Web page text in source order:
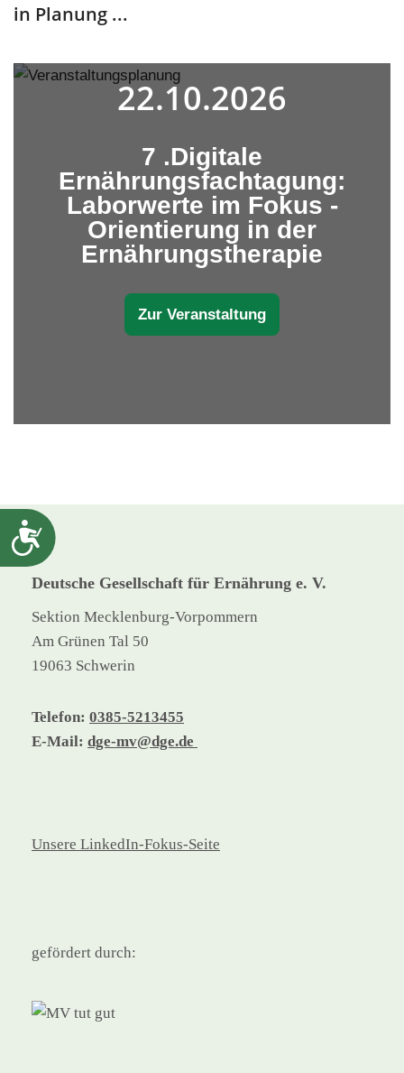
Barrierefreiheit
in Planung ...
22.10.2026
7 .Digitale
Ernährungsfachtagung:
Laborwerte im Fokus -
Orientierung in der
Ernährungstherapie
Zur Veranstaltung
Deutsche Gesellschaft für Ernährung e. V.
Sektion Mecklenburg-Vorpommern
Am Grünen Tal 50
19063 Schwerin
Telefon: 0385-5213455
E-Mail: dge-mv@dge.de
Unsere LinkedIn-Fokus-Seite
gefördert durch: